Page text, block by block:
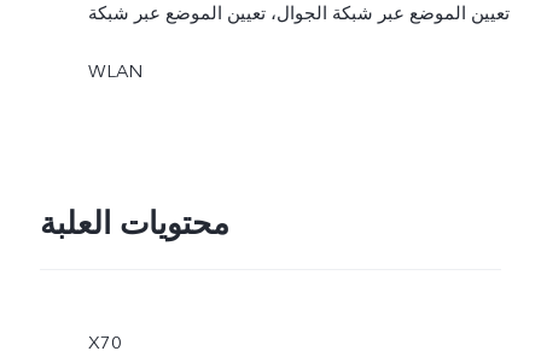
تعيين الموضع عبر شبكة الجوال، تعيين الموضع عبر شبكة
WLAN
محتويات العلبة
X70